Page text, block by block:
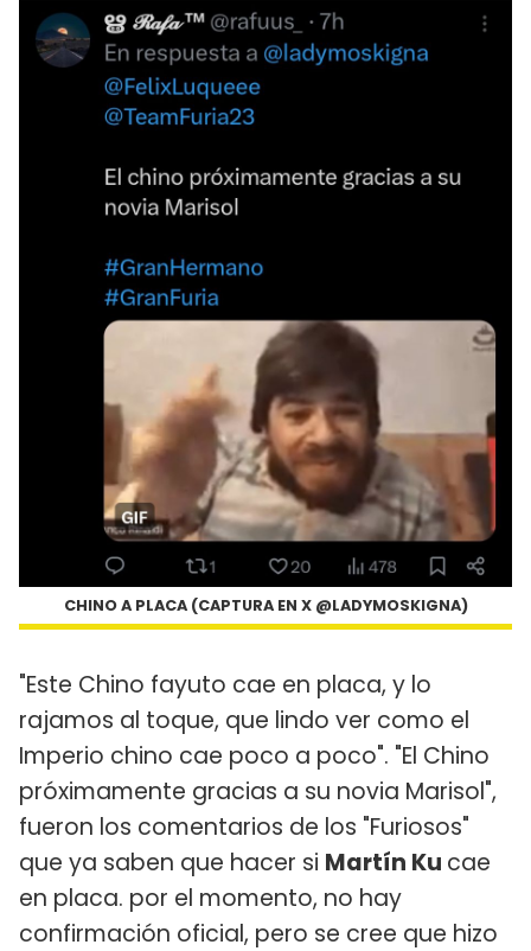
CHINO A PLACA (CAPTURA EN X @LADYMOSKIGNA)
"Este Chino fayuto cae en placa, y lo
rajamos al toque, que lindo ver como el
Imperio chino cae poco a poco". "El Chino
próximamente gracias a su novia Marisol",
fueron los comentarios de los "Furiosos"
que ya saben que hacer si Martín Ku cae
en placa. por el momento, no hay
confirmación oficial, pero se cree que hizo